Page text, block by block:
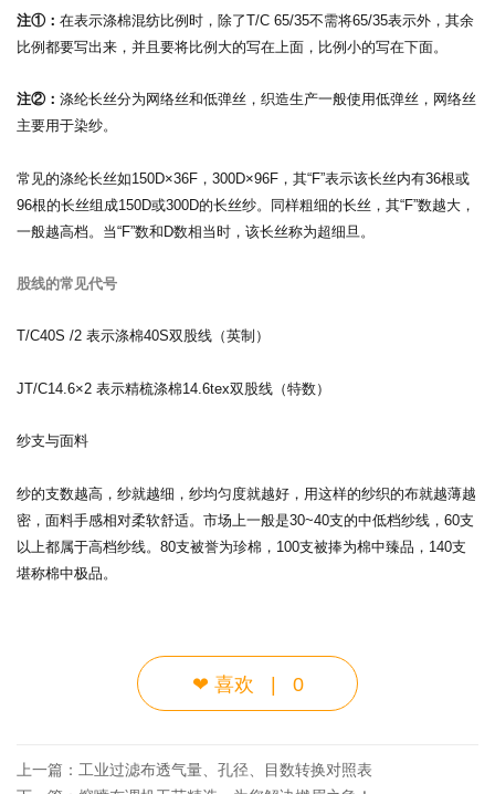
注①： 在表示涤棉混纺比例时，除了T/C 65/35不需将65/35表示外，其余
比例都要写出来，并且要将比例大的写在上面，比例小的写在下面。
注②： 涤纶长丝分为网络丝和低弹丝，织造生产一般使用低弹丝，网络丝
主要用于染纱。
常见的涤纶长丝如150D×36F，300D×96F，其“F”表示该长丝内有36根或
96根的长丝组成150D或300D的长丝纱。同样粗细的长丝，其“F”数越大，
一般越高档。当“F”数和D数相当时，该长丝称为超细旦。
股线的常见代号
T/C40S /2 表示涤棉40S双股线（英制）
JT/C14.6×2 表示精梳涤棉14.6tex双股线（特数）
纱支与面料
纱的支数越高，纱就越细，纱均匀度就越好，用这样的纱织的布就越薄越
密，面料手感相对柔软舒适。市场上一般是30~40支的中低档纱线，60支
以上都属于高档纱线。80支被誉为珍棉，100支被捧为棉中臻品，140支
堪称棉中极品。
❤ 喜欢 0
上一篇： 工业过滤布透气量、孔径、目数转换对照表